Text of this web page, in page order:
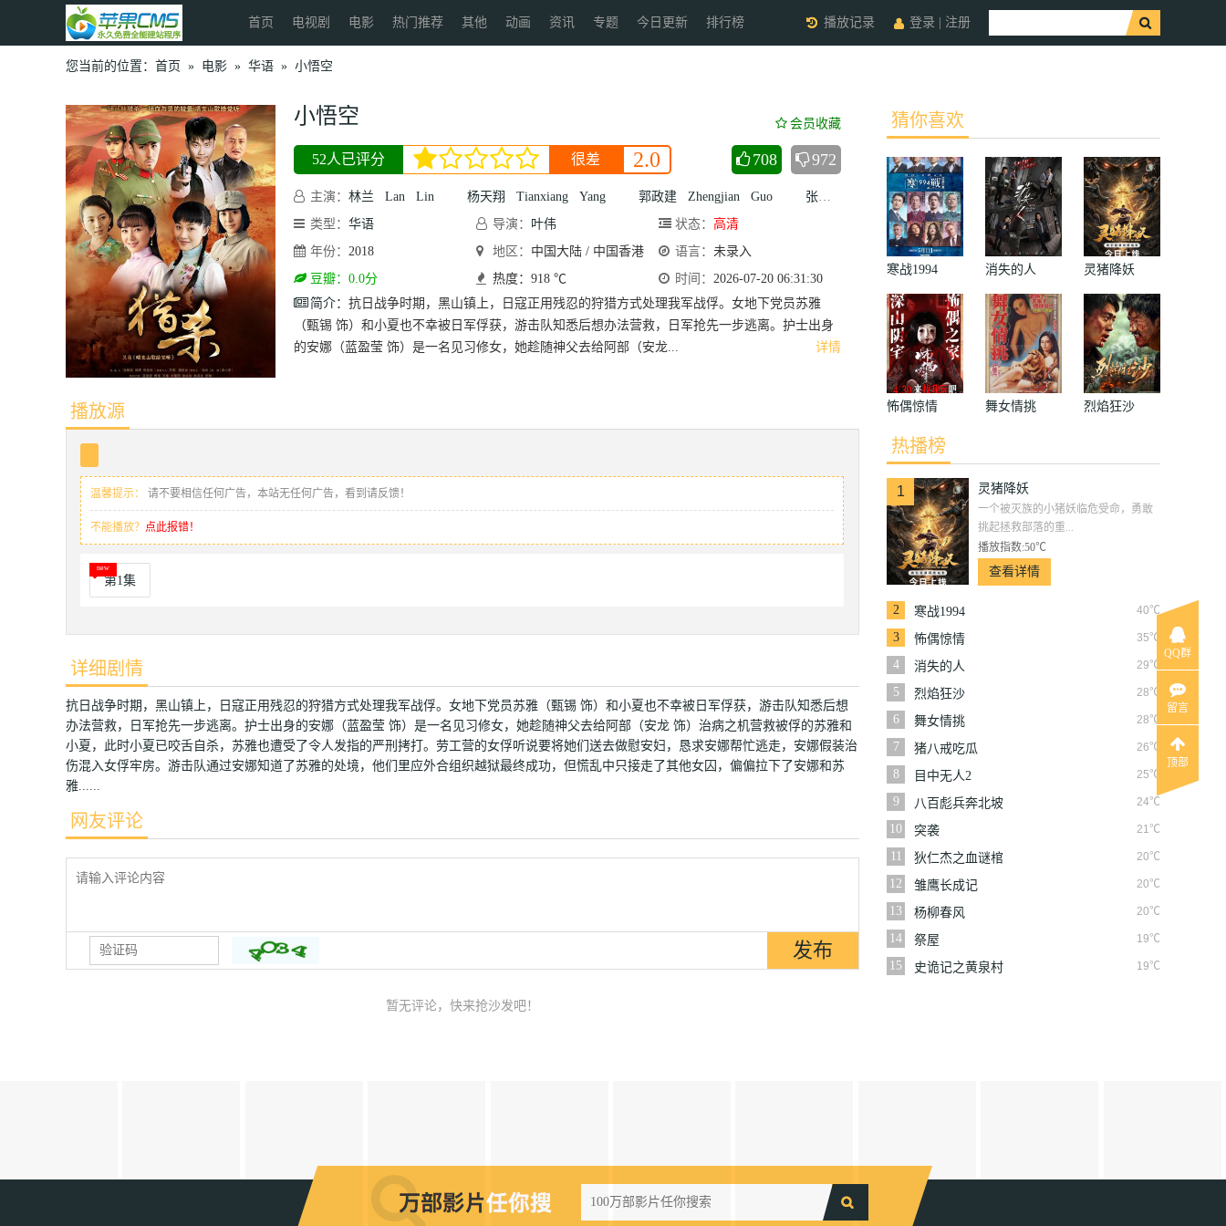
首页 电视剧 电影 热门推荐 其他 动画 资讯 专题 今日更新 排行榜 登录 注册
播放记录
您当前的位置： 首页 » 电影 » 华语 » 小悟空
小悟空 会员收藏
52人已评分 很差 2.0 708 972
主演： 林兰 Lan Lin 杨天翔 Tianxiang Yang 郭政建 Zhengjian Guo 张遥函 Yaohan Zhang 陆庚宜 Gengyi 图特哈蒙
类型： 华语 导演： 叶伟
青
Felix Ip
王以
立
Paul Wang
状态： 高清
年份： 2018 地区： 中国大陆 / 中国香港 语言： 未录入
豆瓣：0.0分
热度：918 ℃ 时间： 2026-07-20 06:31:30
简介：
详情
抗日战争时期，黑山镇上，日寇正用残忍的狩猎方式处理我军战俘。女地下党员苏雅
（甄锡 饰）和小夏也不幸被日军俘获，游击队知悉后想办法营救，日军抢先一步逃离。护士出身
的安娜（蓝盈莹 饰）是一名见习修女，她趁随神父去给阿部（安龙...
播放源
温馨提示： 请不要相信任何广告，本站无任何广告，看到请反馈！
不能播放？ 点此报错！
第1集
详细剧情
抗日战争时期，黑山镇上，日寇正用残忍的狩猎方式处理我军战俘。女地下党员苏雅（甄锡 饰）和小夏也不幸被日军俘获，游击队知悉后想
办法营救，日军抢先一步逃离。护士出身的安娜（蓝盈莹 饰）是一名见习修女，她趁随神父去给阿部（安龙 饰）治病之机营救被俘的苏雅和
小夏，此时小夏已咬舌自杀，苏雅也遭受了令人发指的严刑拷打。劳工营的女俘听说要将她们送去做慰安妇，恳求安娜帮忙逃走，安娜假装治
伤混入女俘牢房。游击队通过安娜知道了苏雅的处境，他们里应外合组织越狱最终成功，但慌乱中只接走了其他女囚，偏偏拉下了安娜和苏
雅......
网友评论
暂无评论，快来抢沙发吧！
猜你喜欢
寒战1994 消失的人 灵猪降妖
怖偶惊情 舞女情挑 烈焰狂沙
热播榜
1 灵猪降妖
一个被灭族的小猪妖临危受命，勇敢
挑起拯救部落的重...
播放指数:50℃
查看详情
2 40℃
寒战1994
3
35℃
怖偶惊情
4
29℃
消失的人
5
28℃
烈焰狂沙
6
28℃
舞女情挑
7
26℃
猪八戒吃瓜
8
25℃
目中无人2
9
24℃
八百彪兵奔北坡
10
21℃
突袭
11
20℃
狄仁杰之血谜棺
12
20℃
雏鹰长成记
13
20℃
杨柳春风
14
19℃
祭屋
15
19℃
史诡记之黄泉村
QQ群
留言
顶部